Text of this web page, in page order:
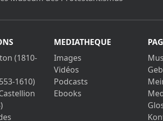
(1810-
1610)
MEDIATHEQUE
Images
Vidéos
Podcasts
Ebooks